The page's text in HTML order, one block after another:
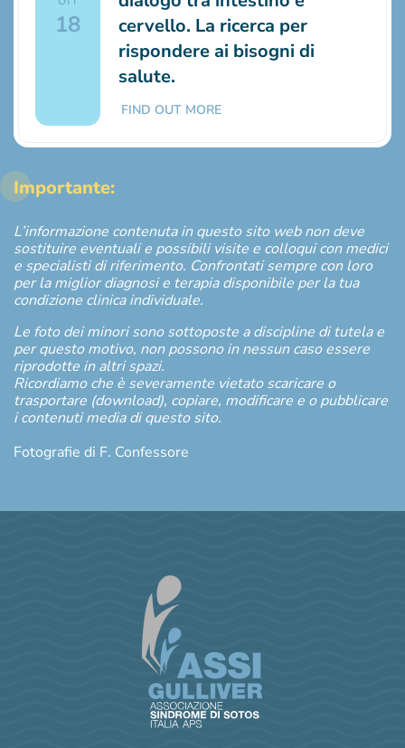
18
cervello. La ricerca per
rispondere ai bisogni di
salute.
FIND OUT MORE
Importante:
L’informazione contenuta in questo sito web non deve
sostituire eventuali e possibili visite e colloqui con medici
e specialisti di riferimento. Confrontati sempre con loro
per la miglior diagnosi e terapia disponibile per la tua
condizione clinica individuale.
Le foto dei minori sono sottoposte a discipline di tutela e
per questo motivo, non possono in nessun caso essere
riprodotte in altri spazi.
Ricordiamo che è severamente vietato scaricare o
trasportare (download), copiare, modificare e o pubblicare
i contenuti media di questo sito.
Fotografie di F. Confessore